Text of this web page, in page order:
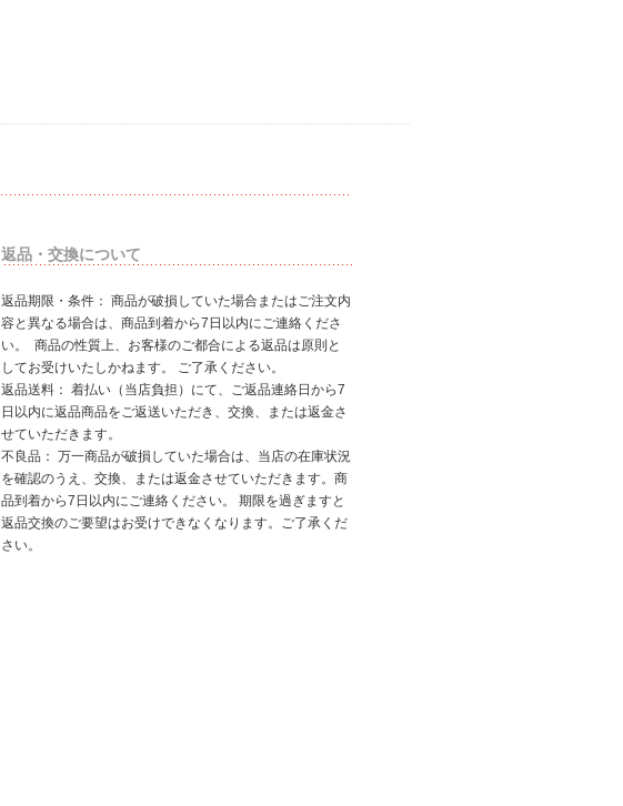
返品・交換について
返品期限・条件： 商品が破損していた場合またはご注文内
容と異なる場合は、商品到着から7日以内にご連絡くださ
い。 商品の性質上、お客様のご都合による返品は原則と
してお受けいたしかねます。 ご了承ください。
返品送料： 着払い（当店負担）にて、ご返品連絡日から7
日以内に返品商品をご返送いただき、交換、または返金さ
せていただきます。
不良品： 万一商品が破損していた場合は、当店の在庫状況
を確認のうえ、交換、または返金させていただきます。商
品到着から7日以内にご連絡ください。 期限を過ぎますと
返品交換のご要望はお受けできなくなります。ご了承くだ
さい。